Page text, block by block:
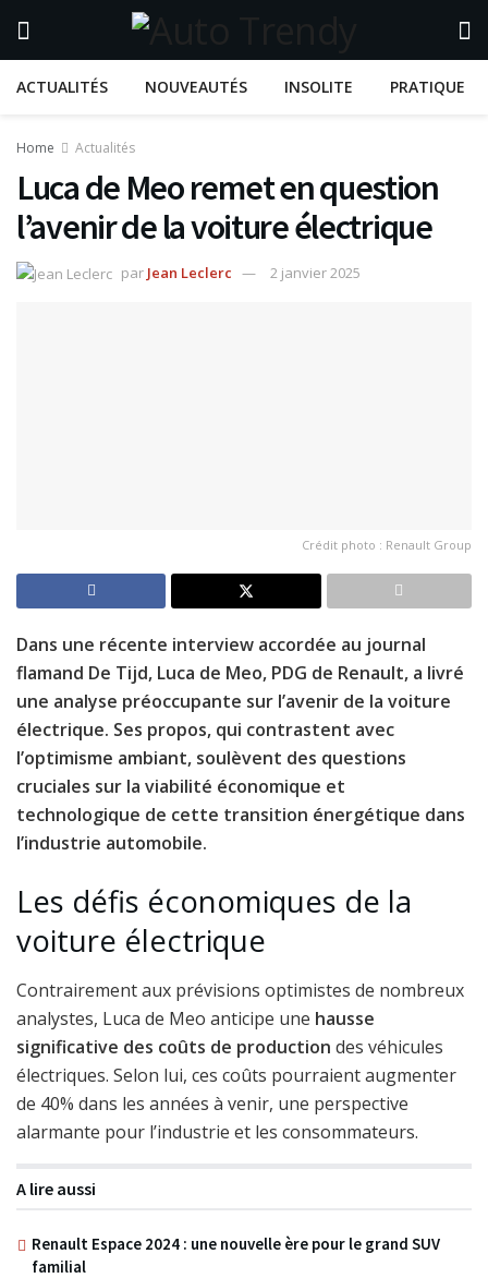
ACTUALITÉS NOUVEAUTÉS INSOLITE PRATIQUE
Home Actualités
Luca de Meo remet en question
l’avenir de la voiture électrique
par Jean Leclerc 2 janvier 2025
Crédit photo : Renault Group
Dans une récente interview accordée au journal
flamand De Tijd, Luca de Meo, PDG de Renault, a livré
une analyse préoccupante sur l’avenir de la voiture
électrique. Ses propos, qui contrastent avec
l’optimisme ambiant, soulèvent des questions
cruciales sur la viabilité économique et
technologique de cette transition énergétique dans
l’industrie automobile.
Les défis économiques de la
voiture électrique
Contrairement aux prévisions optimistes de nombreux
analystes, Luca de Meo anticipe une hausse
significative des coûts de production des véhicules
électriques. Selon lui, ces coûts pourraient augmenter
de 40% dans les années à venir, une perspective
alarmante pour l’industrie et les consommateurs.
A lire aussi
Renault Espace 2024 : une nouvelle ère pour le grand SUV
familial